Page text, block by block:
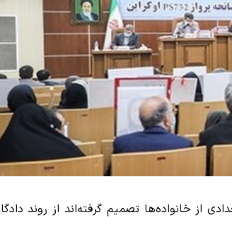
از خانواده‌ها تصمیم گرفته‌اند از روند